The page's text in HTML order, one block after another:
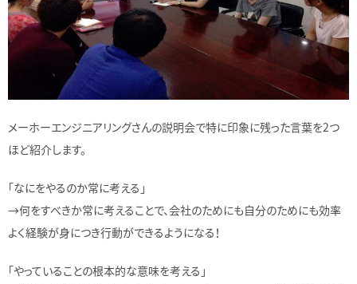
メーホーエンジニアリングさんの説明会で特に印象に残った言葉を2つ
ほど紹介します。
「なにをやるのか常に考える」
→何をすべきか常に考えることで、会社のためにも自分のためにも効率
よく経験が身につき行動ができるようになる！
「やっていることの根本的な意味を考える」